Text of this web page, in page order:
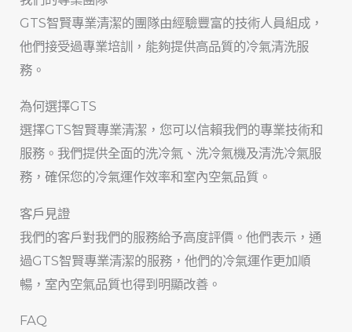
GTS智賢專業清潔的團隊由經驗豐富的技術人員組成，
他們接受過專業培訓，能夠提供高品質的冷氣清洗服
務。
為何選擇GTS
選擇GTS智賢專業清潔，您可以信賴我們的專業技術和
服務。我們提供全面的洗冷氣、洗冷氣機及清洗冷氣服
務，確保您的冷氣運作效率和室內空氣品質。
客戶見證
我們的客戶對我們的服務給予高度評價。他們表示，通
過GTS智賢專業清潔的服務，他們的冷氣運作更加順
暢，室內空氣品質也得到明顯改善。
FAQ